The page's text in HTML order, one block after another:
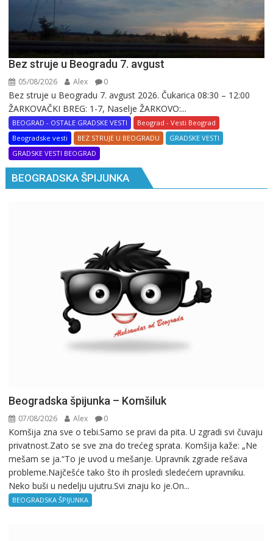
Bez struje u Beogradu 7. avgust
05/08/2026 Alex 0
Bez struje u Beogradu 7. avgust 2026. Čukarica 08:30 – 12:00
ŽARKOVAČKI BREG: 1-7, Naselje ŽARKOVO:...
BEOGRAD - OSTALE GRADSKE VESTI
Beograd - Vesti Beograd
Beogradske vesti
BEZ STRUJE U BEOGRADU
GRADSKE VESTI
GRADSKE VESTI BEOGRAD
BEOGRADSKA ŠPIJUNKA
Beogradska špijunka – Komšiluk
07/08/2026 Alex 0
Komšija zna sve o tebi.Samo se pravi da pita. U zgradi svi čuvaju
privatnost.Zato se sve zna do trećeg sprata. Komšija kaže: „Ne
mešam se ja.“To je uvod u mešanje. Upravnik zgrade rešava
probleme.Najčešće tako što ih prosledi sledećem upravniku.
Neko buši u nedelju ujutru.Svi znaju ko je.On...
BEOGRADSKA ŠPIJUNKA